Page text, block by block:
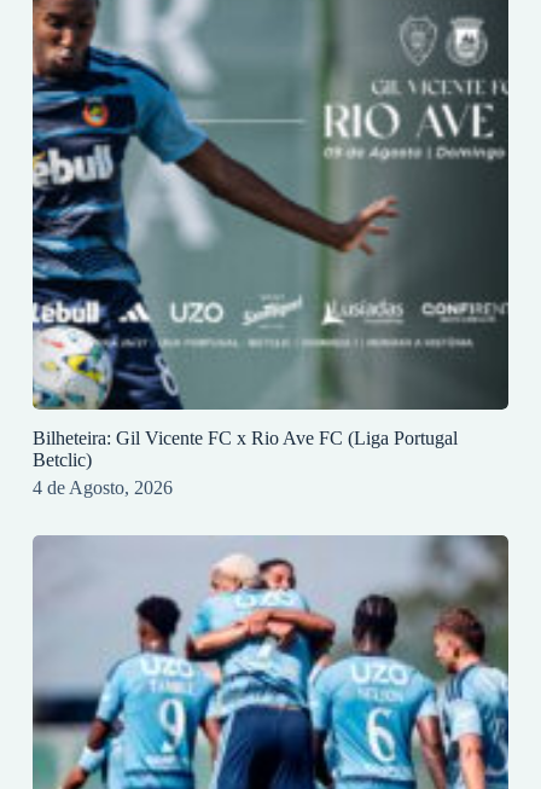
Bilheteira: Gil Vicente FC x Rio Ave FC (Liga Portugal
Betclic)
4 de Agosto, 2026